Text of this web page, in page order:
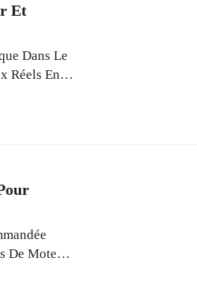
Et
Dans Le
Réels En
Une
De Moteurs
Une